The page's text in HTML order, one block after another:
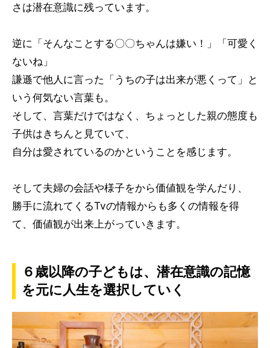
さは潜在意識に残っています。
逆に「そんなことする〇〇ちゃんは嫌い！」「可愛く
ないね」
謙遜で他人に言った「うちの子は出来が悪くって」と
いう何気ない言葉も。
そして、言葉だけではなく、ちょっとした親の態度も
子供はきちんと見ていて、
自分は愛されているのかということを感じます。
そして夫婦の会話や様子をから価値観を学んだり、
勝手に流れてくるTvの情報からも多くの情報を得
て、価値観が出来上がっていきます。
６歳以降の子どもは、潜在意識の記憶
を元に人生を選択していく